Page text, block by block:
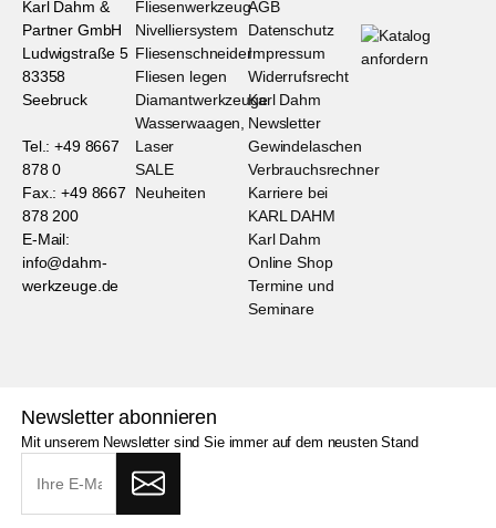
Karl Dahm &
Partner GmbH
Ludwigstraße 5
83358
Seebruck
Tel.: +49 8667
878 0
Fax.: +49 8667
878 200
E-Mail:
info@dahm-
werkzeuge.de
Fliesenwerkzeug
Nivelliersystem
Fliesenschneider
Fliesen legen
Diamantwerkzeuge
Wasserwaagen,
Laser
SALE
Neuheiten
AGB
Datenschutz
Impressum
Widerrufsrecht
Karl Dahm
Newsletter
Gewindelaschen
Verbrauchsrechner
Karriere bei
KARL DAHM
Karl Dahm
Online Shop
Termine und
Seminare
Newsletter abonnieren
Mit unserem Newsletter sind Sie immer auf dem neusten Stand